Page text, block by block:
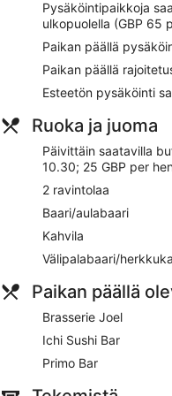
Majoituspaikka tarjoaa
yhteyden yleisissä
palvelun kylpylän.
lemmikkipalveluihin
Ilmainen Wi-Fi joissain
kannattaa ottaa
Brasserie Joel
Buffetaamiainen
Omatoiminen
Voit käydä uimassa
Majoituspaikan
kasvohoidoilla,
kuivapesula-/
lippupalvelu
Majoituspaikan
auki oleva kuntosali ja
Asiakkailla on paljon
huoneiden yleisestä
Pysäköintipaikkoja
ulkopuolella (GBP 65
Paikan päällä
Paikan päällä
Esteetön pysäköinti
Ruoka ja juoma
Päivittäin saatavilla
10.30; 25 GBP per
2 ravintolaa
Baari/aulabaari
Kahvila
Välipalabaari/
Paikan päällä
Brasserie Joel
Ichi Sushi Bar
Primo Bar